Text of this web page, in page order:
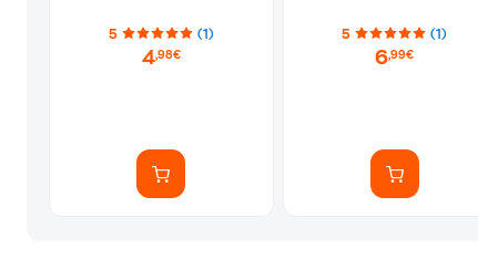
5 (1)
4,98€
5 (1)
6,99€